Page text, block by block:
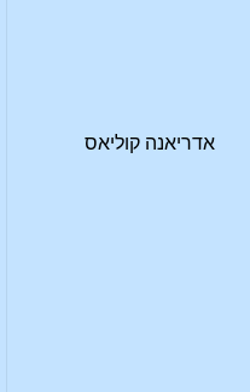
אדריאנה קוליאס